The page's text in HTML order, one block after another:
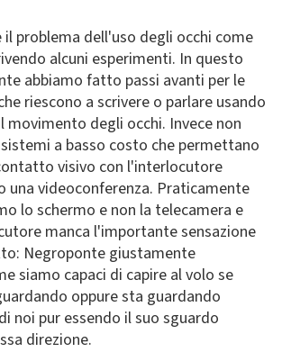
il problema dell'uso degli occhi come
alcuni esperimenti. In questo
abbiamo fatto passi avanti per le
riescono a scrivere o parlare usando
movimento degli occhi. Invece non
a basso costo che permettano
visivo con l'interlocutore
una videoconferenza. Praticamente
lo schermo e non la telecamera e
manca l'importante sensazione
Negroponte giustamente
siamo capaci di capire al volo se
oppure sta guardando
noi pur essendo il suo sguardo
direzione.